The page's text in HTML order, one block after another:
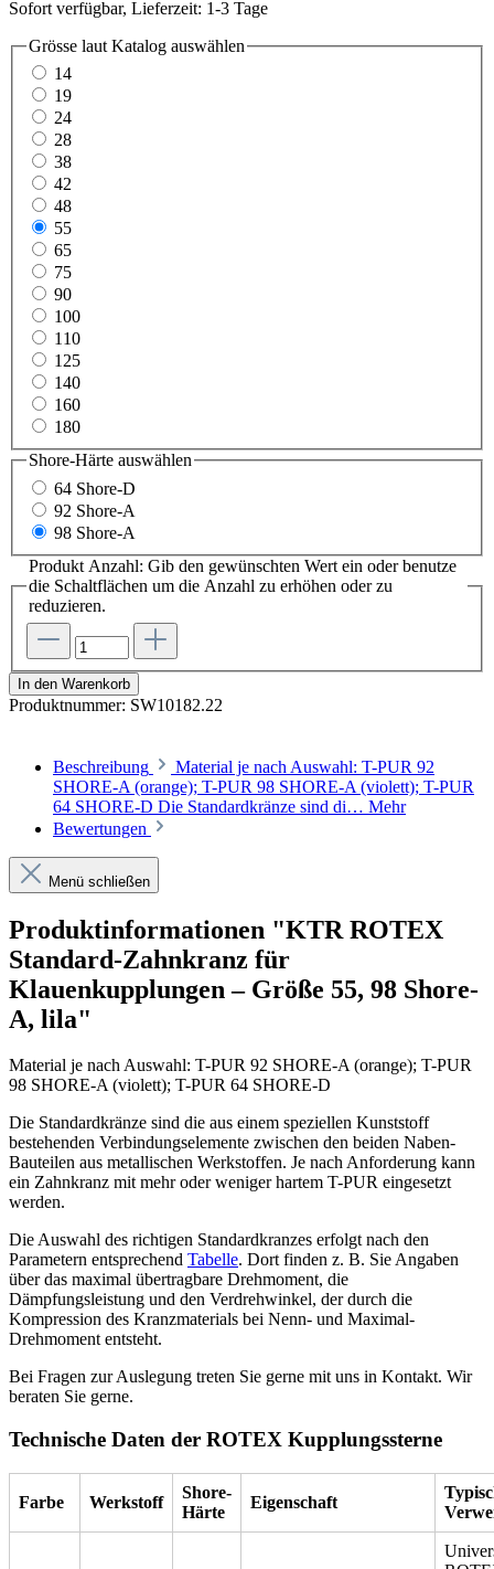
Sofort verfügbar, Lieferzeit: 1-3 Tage
Grösse laut Katalog auswählen
14
19
24
28
38
42
48
55
65
75
90
100
110
125
140
160
180
Shore-Härte auswählen
64 Shore-D
92 Shore-A
98 Shore-A
Produkt Anzahl: Gib den gewünschten Wert ein oder benutze
die Schaltflächen um die Anzahl zu erhöhen oder zu
reduzieren.
In den Warenkorb
Produktnummer: SW10182.22
Beschreibung
Material je nach Auswahl: T-PUR 92
SHORE-A (orange); T-PUR 98 SHORE-A (violett); T-PUR
64 SHORE-D Die Standardkränze sind di… Mehr
Bewertungen
Menü schließen
Produktinformationen "KTR ROTEX
Standard-Zahnkranz für
Klauenkupplungen – Größe 55, 98 Shore-
A, lila"
Material je nach Auswahl: T-PUR 92 SHORE-A (orange); T-PUR
98 SHORE-A (violett); T-PUR 64 SHORE-D
Die Standardkränze sind die aus einem speziellen Kunststoff
bestehenden Verbindungselemente zwischen den beiden Naben-
Bauteilen aus metallischen Werkstoffen. Je nach Anforderung kann
ein Zahnkranz mit mehr oder weniger hartem T-PUR eingesetzt
werden.
Die Auswahl des richtigen Standardkranzes erfolgt nach den
Parametern entsprechend Tabelle. Dort finden z. B. Sie Angaben
über das maximal übertragbare Drehmoment, die
Dämpfungsleistung und den Verdrehwinkel, der durch die
Kompression des Kranzmaterials bei Nenn- und Maximal-
Drehmoment entsteht.
Bei Fragen zur Auslegung treten Sie gerne mit uns in Kontakt. Wir
beraten Sie gerne.
Technische Daten der ROTEX Kupplungssterne
Farbe Werkstoff
Shore-
Härte
Eigenschaft